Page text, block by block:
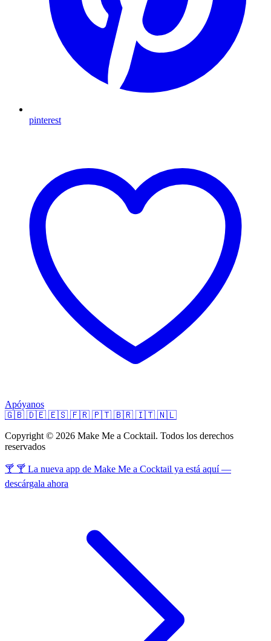
pinterest
Apóyanos
🇬🇧 🇩🇪 🇪🇸 🇫🇷 🇵🇹 🇧🇷 🇮🇹 🇳🇱
Copyright © 2026 Make Me a Cocktail. Todos los derechos
reservados
🍸 🍸 La nueva app de Make Me a Cocktail ya está aquí —
descárgala ahora